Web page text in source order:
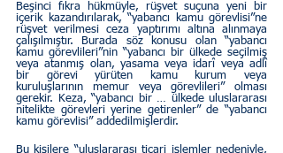
Beşinci fıkra hükmüyle, rüşvet suçuna yeni bir
içerik kazandırılarak, “yabancı kamu görevlisi”ne
rüşvet verilmesi ceza yaptırımı altına alınmaya
çalışılmıştır. Burada söz konusu olan “yabancı
kamu görevlileri”nin “yabancı bir ülkede seçilmiş
veya atanmış olan, yasama veya idarî veya adlî
bir görevi yürüten kamu kurum veya
kuruluşlarının memur veya görevlileri” olması
gerekir. Keza, “yabancı bir … ülkede uluslararası
nitelikte görevleri yerine getirenler” de “yabancı
kamu görevlisi” addedilmişlerdir.
Bu kişilere “uluslararası ticari işlemler nedeniyle,